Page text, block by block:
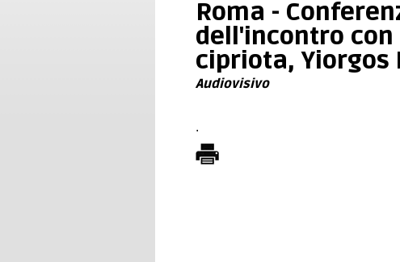
Roma -
dell'incontro
cipriota, Yiorgos
Audiovisivo
.